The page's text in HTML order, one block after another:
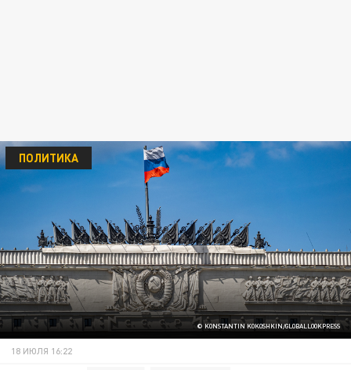
© KONSTANTIN KOKOSHKIN/GLOBALLOOKPRESS
ПОЛИТИКА
18 ИЮЛЯ 16:22